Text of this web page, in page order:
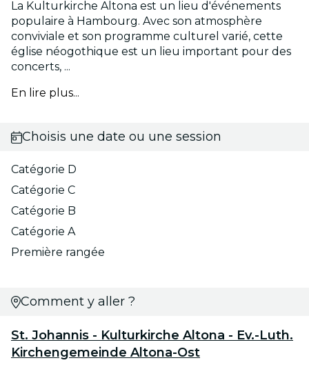
La Kulturkirche Altona est un lieu d'événements
populaire à Hambourg. Avec son atmosphère
conviviale et son programme culturel varié, cette
église néogothique est un lieu important pour des
concerts, ...
En lire plus...
Choisis une date ou une session
Catégorie D
Catégorie C
Catégorie B
Catégorie A
Première rangée
Comment y aller ?
St. Johannis - Kulturkirche Altona - Ev.-Luth.
Kirchengemeinde Altona-Ost